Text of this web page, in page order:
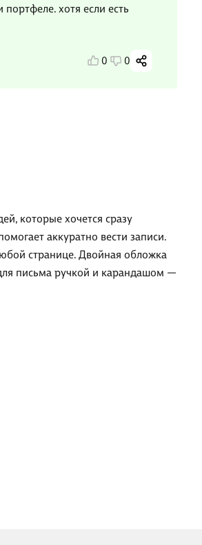
которые хочется сразу
аккуратно вести записи.
странице. Двойная обложка
письма ручкой и карандашом —
хотя если есть
0 0